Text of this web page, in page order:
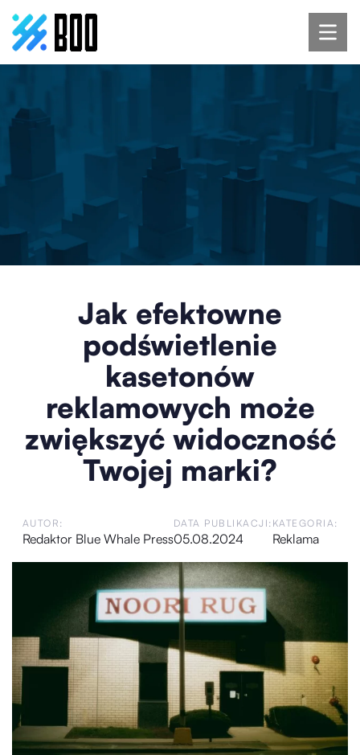
Jak efektowne
podświetlenie
kasetonów
reklamowych może
zwiększyć widoczność
Twojej marki?
AUTOR:
Redaktor Blue Whale Press
DATA PUBLIKACJI:
05.08.2024
KATEGORIA:
Reklama